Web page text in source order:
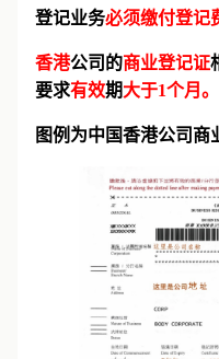
登记业务必须缴付登记
香港公司的商业登记证
要求有效期大于1个月。
图例为中国香港公司商